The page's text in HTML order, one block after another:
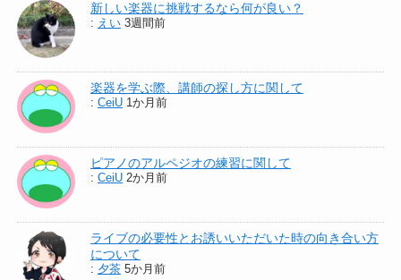
新しい楽器に挑戦するなら何が良い？
: えい 3週間前
楽器を学ぶ際、講師の探し方に関して
: CeiU 1か月前
ピアノのアルペジオの練習に関して
: CeiU 2か月前
ライブの必要性とお誘いいただいた時の向き合い方
について
: 夕茶 5か月前